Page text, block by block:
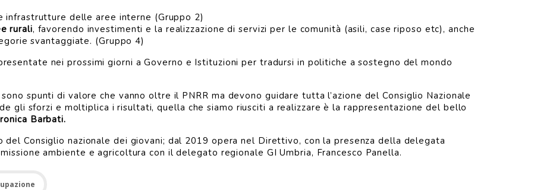
infrastrutture delle aree interne (Gruppo 2)
rurali, favorendo investimenti e la realizzazione di servizi per le comunità (asili, case riposo etc), anche
svantaggiate. (Gruppo 4)
nei prossimi giorni a Governo e Istituzioni per tradursi in politiche a sostegno del mondo
spunti di valore che vanno oltre il PNRR ma devono guidare tutta l’azione del Consiglio Nazionale
gli sforzi e moltiplica i risultati, quella che siamo riusciti a realizzare è la rappresentazione del bello
Barbati.
del Consiglio nazionale dei giovani; dal 2019 opera nel Direttivo, con la presenza della delegata
ambiente e agricoltura con il delegato regionale GI Umbria, Francesco Panella.